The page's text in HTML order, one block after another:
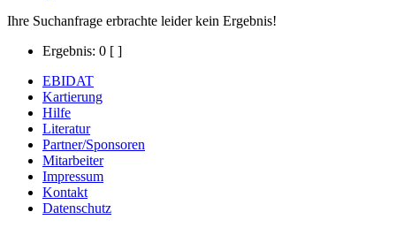
Ihre Suchanfrage erbrachte leider kein Ergebnis!
Ergebnis: 0 [ ]
EBIDAT
Kartierung
Hilfe
Literatur
Partner/Sponsoren
Mitarbeiter
Impressum
Kontakt
Datenschutz